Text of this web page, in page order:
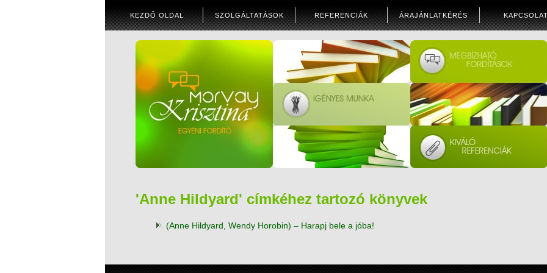
KEZDŐ OLDAL SZOLGÁLTATÁSOK REFERENCIÁK ÁRAJÁNLATKÉRÉS
'Anne Hildyard' címkéhez tartozó könyvek
(Anne Hildyard, Wendy Horobin) – Harapj bele a jóba!